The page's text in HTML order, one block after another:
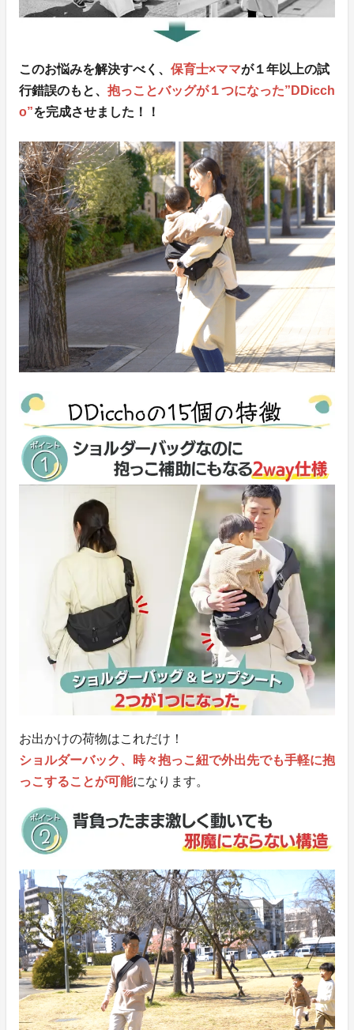
このお悩みを解決すべく、 保育士×ママが１年以上の試
行錯誤のもと、 抱っことバッグが１つになった”DDicch
o”を完成させました！！
お出かけの荷物はこれだけ！
ショルダーバック、時々抱っこ紐で外出先でも手軽に抱
っこすることが可能になります。